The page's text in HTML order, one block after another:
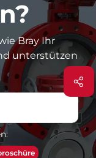
Bray Ihr
unterstützen